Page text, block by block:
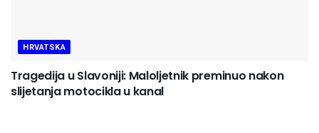
HRVATSKA
Tragedija u Slavoniji: Maloljetnik preminuo nakon
slijetanja motocikla u kanal